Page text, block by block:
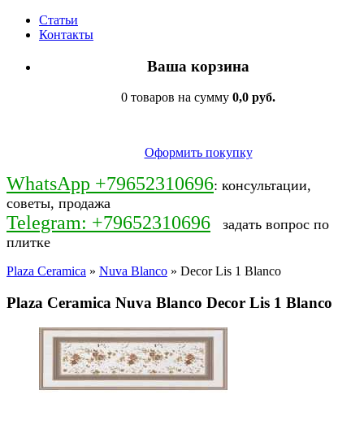
Статьи
Контакты
Ваша корзина
0 товаров на сумму 0,0 руб.
Оформить покупку
WhatsApp +79652310696: консультации,
советы, продажа
Telegram: +79652310696
задать вопрос по
плитке
Plaza Ceramica » Nuva Blanco » Decor Lis 1 Blanco
Plaza Ceramica Nuva Blanco Decor Lis 1 Blanco